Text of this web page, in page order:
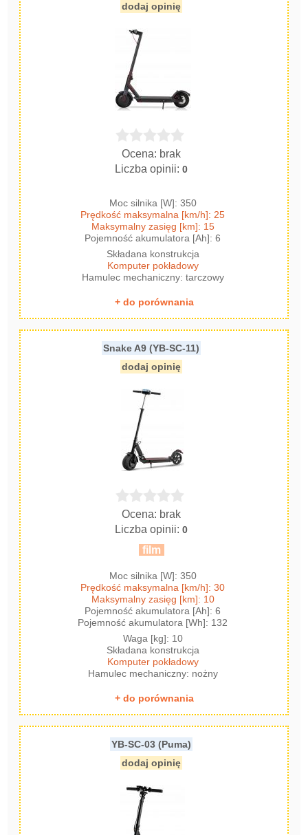
dodaj opinię
Ocena: brak
Liczba opinii:0
Moc silnika [W]: 350
Prędkość maksymalna [km/h]: 25
Maksymalny zasięg [km]: 15
Pojemność akumulatora [Ah]: 6
Składana konstrukcja
Komputer pokładowy
Hamulec mechaniczny: tarczowy
+ do porównania
Snake A9 (YB-SC-11)
dodaj opinię
Ocena: brak
Liczba opinii:0
film
Moc silnika [W]: 350
Prędkość maksymalna [km/h]: 30
Maksymalny zasięg [km]: 10
Pojemność akumulatora [Ah]: 6
Pojemność akumulatora [Wh]: 132
Waga [kg]: 10
Składana konstrukcja
Komputer pokładowy
Hamulec mechaniczny: nożny
+ do porównania
YB-SC-03 (Puma)
dodaj opinię